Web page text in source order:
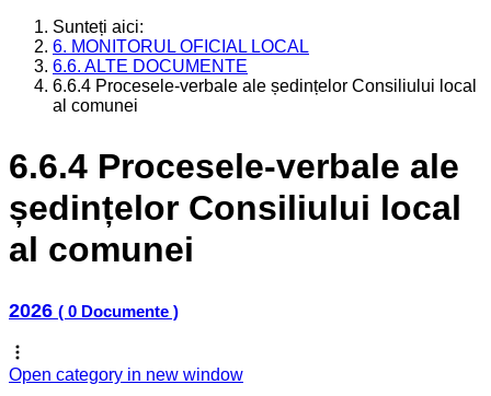
Sunteți aici:
6. MONITORUL OFICIAL LOCAL
6.6. ALTE DOCUMENTE
6.6.4 Procesele-verbale ale ședințelor Consiliului local
al comunei
6.6.4 Procesele-verbale ale
ședințelor Consiliului local
al comunei
2026 ( 0 Documente )
Open category in new window